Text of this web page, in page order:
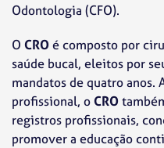
Odontologia (CFO).
O CROé composto por
saúde bucal, eleitos por
mandatos de quatro
profissional, oCRO
registros profissionais,
promover a educação